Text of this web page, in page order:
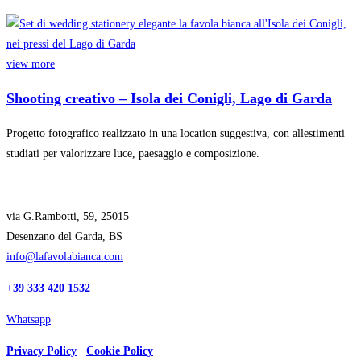
view more
Shooting creativo – Isola dei Conigli, Lago di Garda
Progetto fotografico realizzato in una location suggestiva, con allestimenti
studiati per valorizzare luce, paesaggio e composizione.
via G.Rambotti, 59, 25015
Desenzano del Garda, BS
info@lafavolabianca.com
+39 333 420 1532
Whatsapp
Privacy Policy Cookie Policy